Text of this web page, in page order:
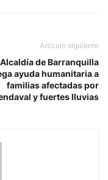
Artículo siguiente
Alcaldía de Barranquilla
ayuda humanitaria a
familias afectadas por
y fuertes lluvias